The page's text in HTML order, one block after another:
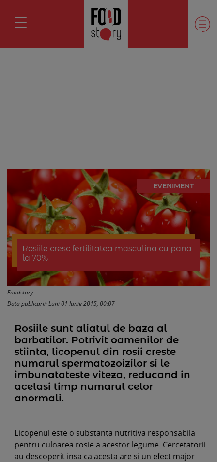
EVENIMENT
Rosiile cresc fertilitatea masculina cu pana
la 70%
Foodstory
Data publicarii: Luni 01 Iunie 2015, 00:07
Rosiile sunt aliatul de baza al
barbatilor. Potrivit oamenilor de
stiinta, licopenul din rosii creste
numarul spermatozoizilor si le
imbunatateste viteza, reducand in
acelasi timp numarul celor
anormali.
Licopenul este o substanta nutritiva responsabila
pentru culoarea rosie a acestor legume. Cercetatorii
au descoperit insa ca acesta are si un efect major